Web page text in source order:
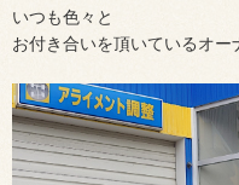
いつも色々と
お付き合いを頂いているオー